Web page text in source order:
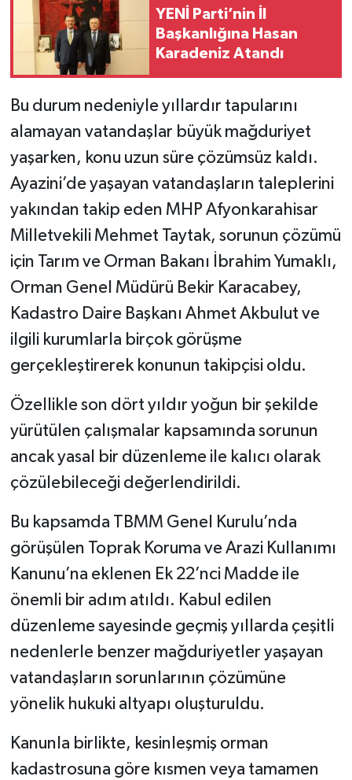
YENİ Parti’nin İl
Başkanlığına Hasan
Karadeniz Atandı
Bu durum nedeniyle yıllardır tapularını
alamayan vatandaşlar büyük mağduriyet
yaşarken, konu uzun süre çözümsüz kaldı.
Ayazini’de yaşayan vatandaşların taleplerini
yakından takip eden MHP Afyonkarahisar
Milletvekili Mehmet Taytak, sorunun çözümü
için Tarım ve Orman Bakanı İbrahim Yumaklı,
Orman Genel Müdürü Bekir Karacabey,
Kadastro Daire Başkanı Ahmet Akbulut ve
ilgili kurumlarla birçok görüşme
gerçekleştirerek konunun takipçisi oldu.
Özellikle son dört yıldır yoğun bir şekilde
yürütülen çalışmalar kapsamında sorunun
ancak yasal bir düzenleme ile kalıcı olarak
çözülebileceği değerlendirildi.
Bu kapsamda TBMM Genel Kurulu’nda
görüşülen Toprak Koruma ve Arazi Kullanımı
Kanunu’na eklenen Ek 22’nci Madde ile
önemli bir adım atıldı. Kabul edilen
düzenleme sayesinde geçmiş yıllarda çeşitli
nedenlerle benzer mağduriyetler yaşayan
vatandaşların sorunlarının çözümüne
yönelik hukuki altyapı oluşturuldu.
Kanunla birlikte, kesinleşmiş orman
kadastrosuna göre kısmen veya tamamen